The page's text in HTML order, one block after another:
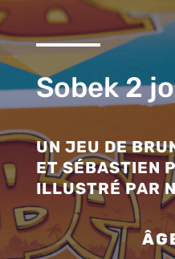
Sobek 2
UN JEU DE
ET SÉBASTIEN
ILLUSTRÉ PAR